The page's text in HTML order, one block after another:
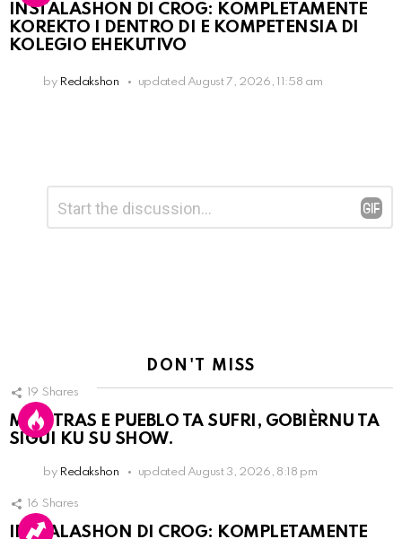
INSTALASHON DI CROG: KOMPLETAMENTE
KOREKTO I DENTRO DI E KOMPETENSIA DI
KOLEGIO EHEKUTIVO
by Redakshon updated August 7, 2026, 11:58 am
Reply
DON'T MISS
19 Shares
MIENTRAS E PUEBLO TA SUFRI, GOBIÈRNU TA
SIGUI KU SU SHOW.
by Redakshon updated August 3, 2026, 8:18 pm
16 Shares
INSTALASHON DI CROG: KOMPLETAMENTE